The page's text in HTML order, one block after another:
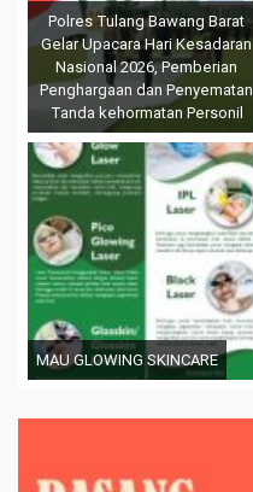
Polres Tulang Bawang Barat
Gelar Upacara Hari Kesadaran
Nasional 2026, Pemberian
Penghargaan dan Penyematan
Tanda kehormatan Personil
MAU GLOWING SKINCARE